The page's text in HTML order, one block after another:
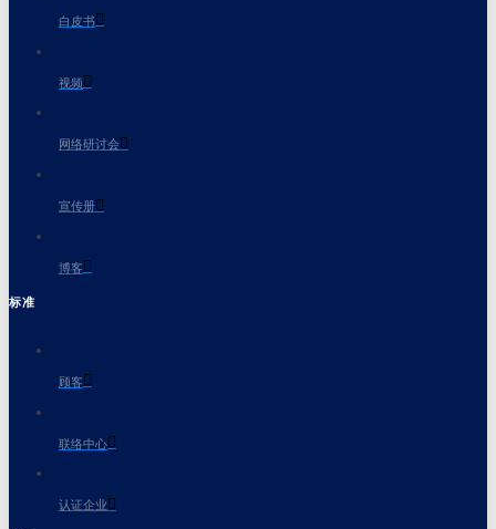
白皮书
视频
网络研讨会
宣传册
博客
标准
顾客
联络中心
认证企业